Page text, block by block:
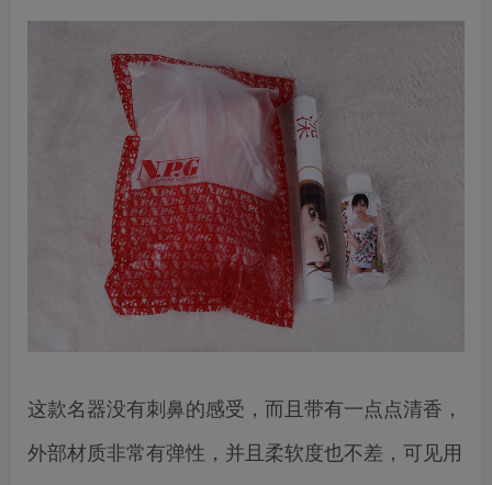
这款名器没有刺鼻的感受，而且带有一点点清香，
外部材质非常有弹性，并且柔软度也不差，可见用